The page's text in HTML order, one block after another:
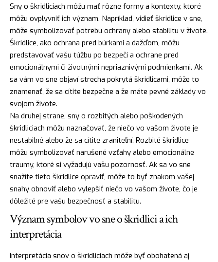
Sny o škridliciach môžu mať rôzne formy a kontexty, ktoré
môžu ovplyvniť ich význam. Napríklad, vidieť škridlice v sne,
môže symbolizovať potrebu ochrany alebo stabilitu v živote.
Škridlice, ako ochrana pred búrkami a dažďom, môžu
predstavovať vašu túžbu po bezpečí a ochrane pred
emocionálnymi či životnými nepriaznivými podmienkami. Ak
sa vám vo sne objaví strecha pokrytá škridlicami, môže to
znamenať, že sa cítite bezpečne a že máte pevné základy vo
svojom živote.
Na druhej strane, sny o rozbitých alebo poškodených
škridliciach môžu naznačovať, že niečo vo vašom živote je
nestabilné alebo že sa cítite zraniteľní. Rozbité škridlice
môžu symbolizovať narušené vzťahy alebo emocionálne
traumy, ktoré si vyžadujú vašu pozornosť. Ak sa vo sne
snažíte tieto škridlice opraviť, môže to byť znakom vašej
snahy obnoviť alebo vylepšiť niečo vo vašom živote, čo je
dôležité pre vašu bezpečnosť a stabilitu.
Význam symbolov vo sne o škridlici a ich
interpretácia
Interpretácia snov o škridliciach môže byť obohatená aj